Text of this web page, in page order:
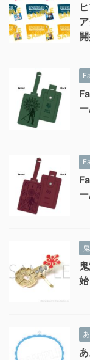
始